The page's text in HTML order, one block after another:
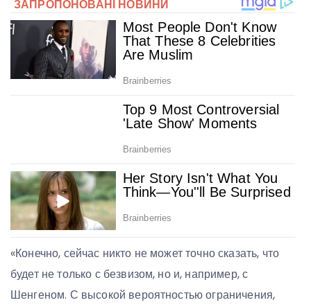
«Конечно, сейчас никто не может точно сказать, что
будет не только с безвизом, но и, например, с
Шенгеном. С высокой вероятностью ограничения,